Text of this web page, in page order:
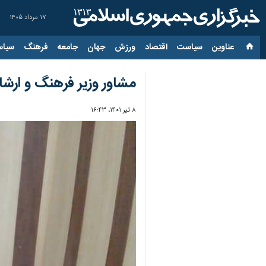
۱۷ مرداد ۱۴۰۵
عناوین‌ سیاست اقتصاد ورزش جهان جامعه فرهنگ
مشاور وزیر فرهنگ و
۸ تیر ۱۴۰۱، ۱۶:۴۳